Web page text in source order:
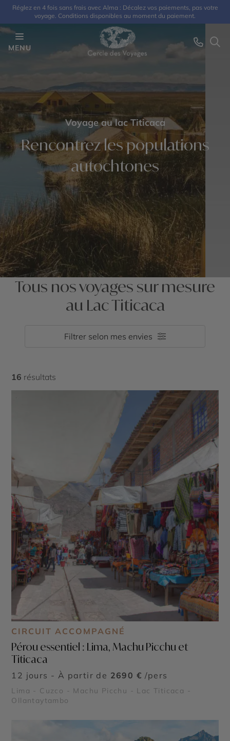
Réglez en 4 fois sans frais avec Alma : Décalez vos paiements, pas votre
voyage. Conditions disponibles au moment du paiement.
MENU
Voyage au lac Titicaca
Rencontrez les populations
autochtones
Tous nos voyages sur mesure
au Lac Titicaca
Filtrer selon mes envies
16 résultats
CIRCUIT ACCOMPAGNÉ
Pérou essentiel : Lima, Machu Picchu et
Titicaca
12 jours - À partir de 2690 € /pers
Lima - Cuzco - Machu Picchu - Lac Titicaca -
Ollantaytambo